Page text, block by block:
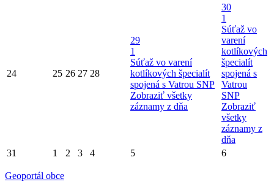
24 25 26 27 28
29
1
Súťaž vo varení
kotlíkových špecialít
spojená s Vatrou SNP
Zobraziť všetky
záznamy z dňa
30
1
Súťaž vo
varení
kotlíkových
špecialít
spojená s
Vatrou
SNP
Zobraziť
všetky
záznamy z
dňa
31
1 2 3 4 5 6
Geoportál obce